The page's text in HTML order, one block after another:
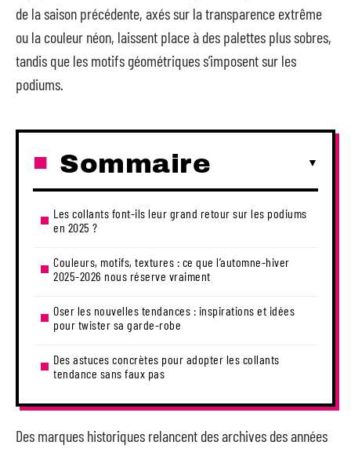
de la saison précédente, axés sur la transparence extrême
ou la couleur néon, laissent place à des palettes plus sobres,
tandis que les motifs géométriques s’imposent sur les
podiums.
Sommaire
Les collants font-ils leur grand retour sur les podiums
en 2025 ?
Couleurs, motifs, textures : ce que l’automne-hiver
2025-2026 nous réserve vraiment
Oser les nouvelles tendances : inspirations et idées
pour twister sa garde-robe
Des astuces concrètes pour adopter les collants
tendance sans faux pas
Des marques historiques relancent des archives des années